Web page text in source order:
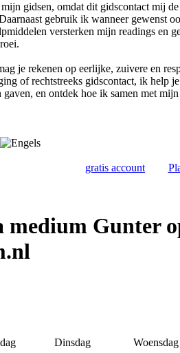
gidsen, omdat dit gidscontact mij
gebruik ik wanneer gewenst
versterken mijn readings en
je rekenen op eerlijke, zuivere en
of rechtstreeks gidscontact, ik help
en ontdek hoe ik samen met
gratis account
medium Gunter
Dinsdag Woensdag